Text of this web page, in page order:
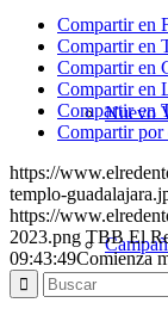
Nuevo
Compartir en
Compartir en
Compartir en
Compartir en
Compartir en
Compartir por
https://
templo-
https://
2023.png TBB El
09:43:49Comienza